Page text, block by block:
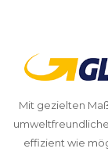
Mit gezielten
effizient wie